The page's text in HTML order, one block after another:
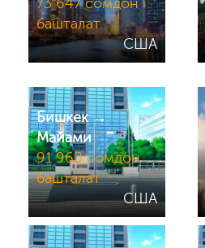
73 647 сомдон
башталат
США
Бишкек →
Майами
91 960 сомдон
башталат
США